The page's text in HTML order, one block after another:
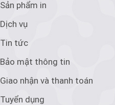
Sản phẩm in
Dịch vụ
Tin tức
Bảo mật thông tin
Giao nhận và thanh toán
Tuyển dụng